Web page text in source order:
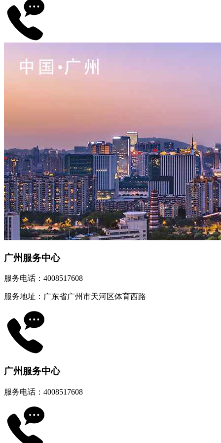
广州服务中心
服务电话：4008517608
服务地址：广东省广州市天河区体育西路
广州服务中心
服务电话：4008517608